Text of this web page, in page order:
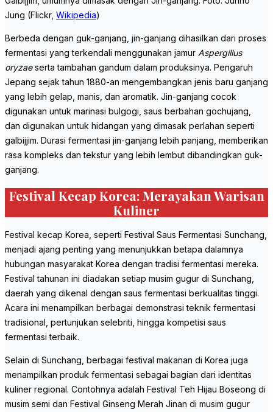
Jung (Flickr, Wikipedia)
Berbeda dengan guk-ganjang, jin-ganjang dihasilkan dari proses
fermentasi yang terkendali menggunakan jamur Aspergillus
oryzaeserta tambahan gandum dalam produksinya. Pengaruh
Jepang sejak tahun 1880-an mengembangkan jenis baru ganjang
yang lebih gelap, manis, dan aromatik. Jin-ganjang cocok
digunakan untuk marinasi bulgogi, saus berbahan gochujang,
dan digunakan untuk hidangan yang dimasak perlahan seperti
galbijjim. Durasi fermentasi jin-ganjang lebih panjang, memberikan
rasa kompleks dan tekstur yang lebih lembut dibandingkan guk-
ganjang.
Festival Kecap Korea: Merayakan Warisan
Kuliner
Festival kecap Korea, seperti Festival Saus Fermentasi Sunchang,
menjadi ajang penting yang menunjukkan betapa dalamnya
hubungan masyarakat Korea dengan tradisi fermentasi mereka.
Festival tahunan ini diadakan setiap musim gugur di Sunchang,
daerah yang dikenal dengan saus fermentasi berkualitas tinggi.
Acara ini menampilkan berbagai demonstrasi teknik fermentasi
tradisional, pertunjukan selebriti, hingga kompetisi saus
fermentasi terbaik.
Selain di Sunchang, berbagai festival makanan di Korea juga
menampilkan produk fermentasi sebagai bagian dari identitas
kuliner regional. Contohnya adalah Festival Teh Hijau Boseong di
musim semi dan Festival Ginseng Merah Jinan di musim gugur